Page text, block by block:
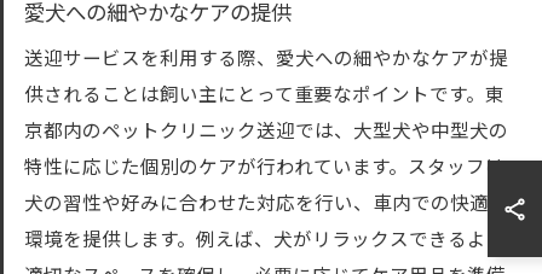
愛犬への細やかなケアの提供
送迎サービスを利用する際、愛犬への細やかなケアが提
供されることは飼い主にとって重要なポイントです。東
京都内のペットクリニック送迎では、大型犬や中型犬の
特性に応じた個別のケアが行われています。スタッフは
犬の習性や好みに合わせた対応を行い、車内での快適な
環境を提供します。例えば、犬がリラックスできるよう